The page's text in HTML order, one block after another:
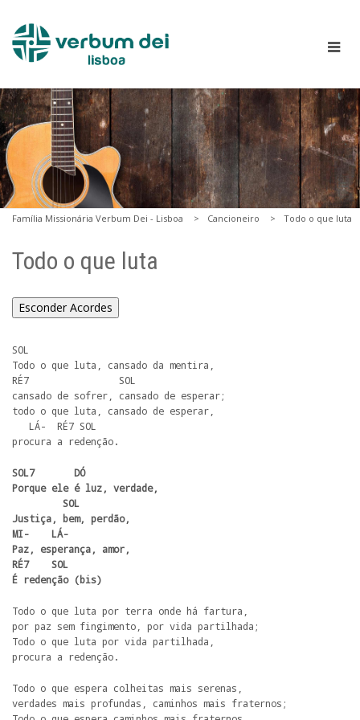
Família Missionária Verbum Dei - Lisboa Cancioneiro Todo o que luta
Todo o que luta
Esconder Acordes
SOL
Todo o que luta, cansado da mentira,
RÉ7                SOL
cansado de sofrer, cansado de esperar;
todo o que luta, cansado de esperar,
procura a redenção.
SOL7       DÓ
Porque ele é luz, verdade,
Justiça, bem, perdão,
MI-    LÁ-
Paz, esperança, amor,
RÉ7    SOL
É redenção (bis)
Todo o que luta por terra onde há fartura,
por paz sem fingimento, por vida partilhada;
Todo o que luta por vida partilhada,
procura a redenção.
Todo o que espera colheitas mais serenas,
verdades mais profundas, caminhos mais fraternos;